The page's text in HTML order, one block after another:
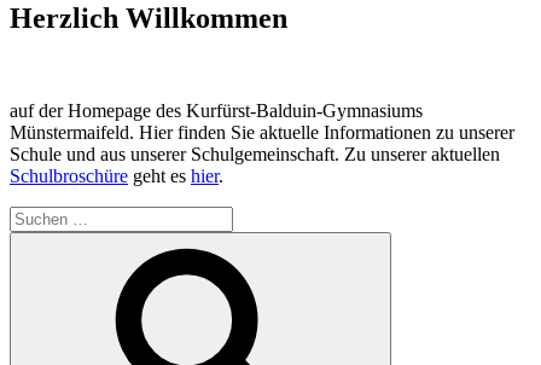
Herzlich Willkommen
auf der Homepage des Kurfürst-Balduin-Gymnasiums
Münstermaifeld. Hier finden Sie aktuelle Informationen zu unserer
Schule und aus unserer Schulgemeinschaft. Zu unserer aktuellen
Schulbroschüre geht es hier.
Suchen
nach: